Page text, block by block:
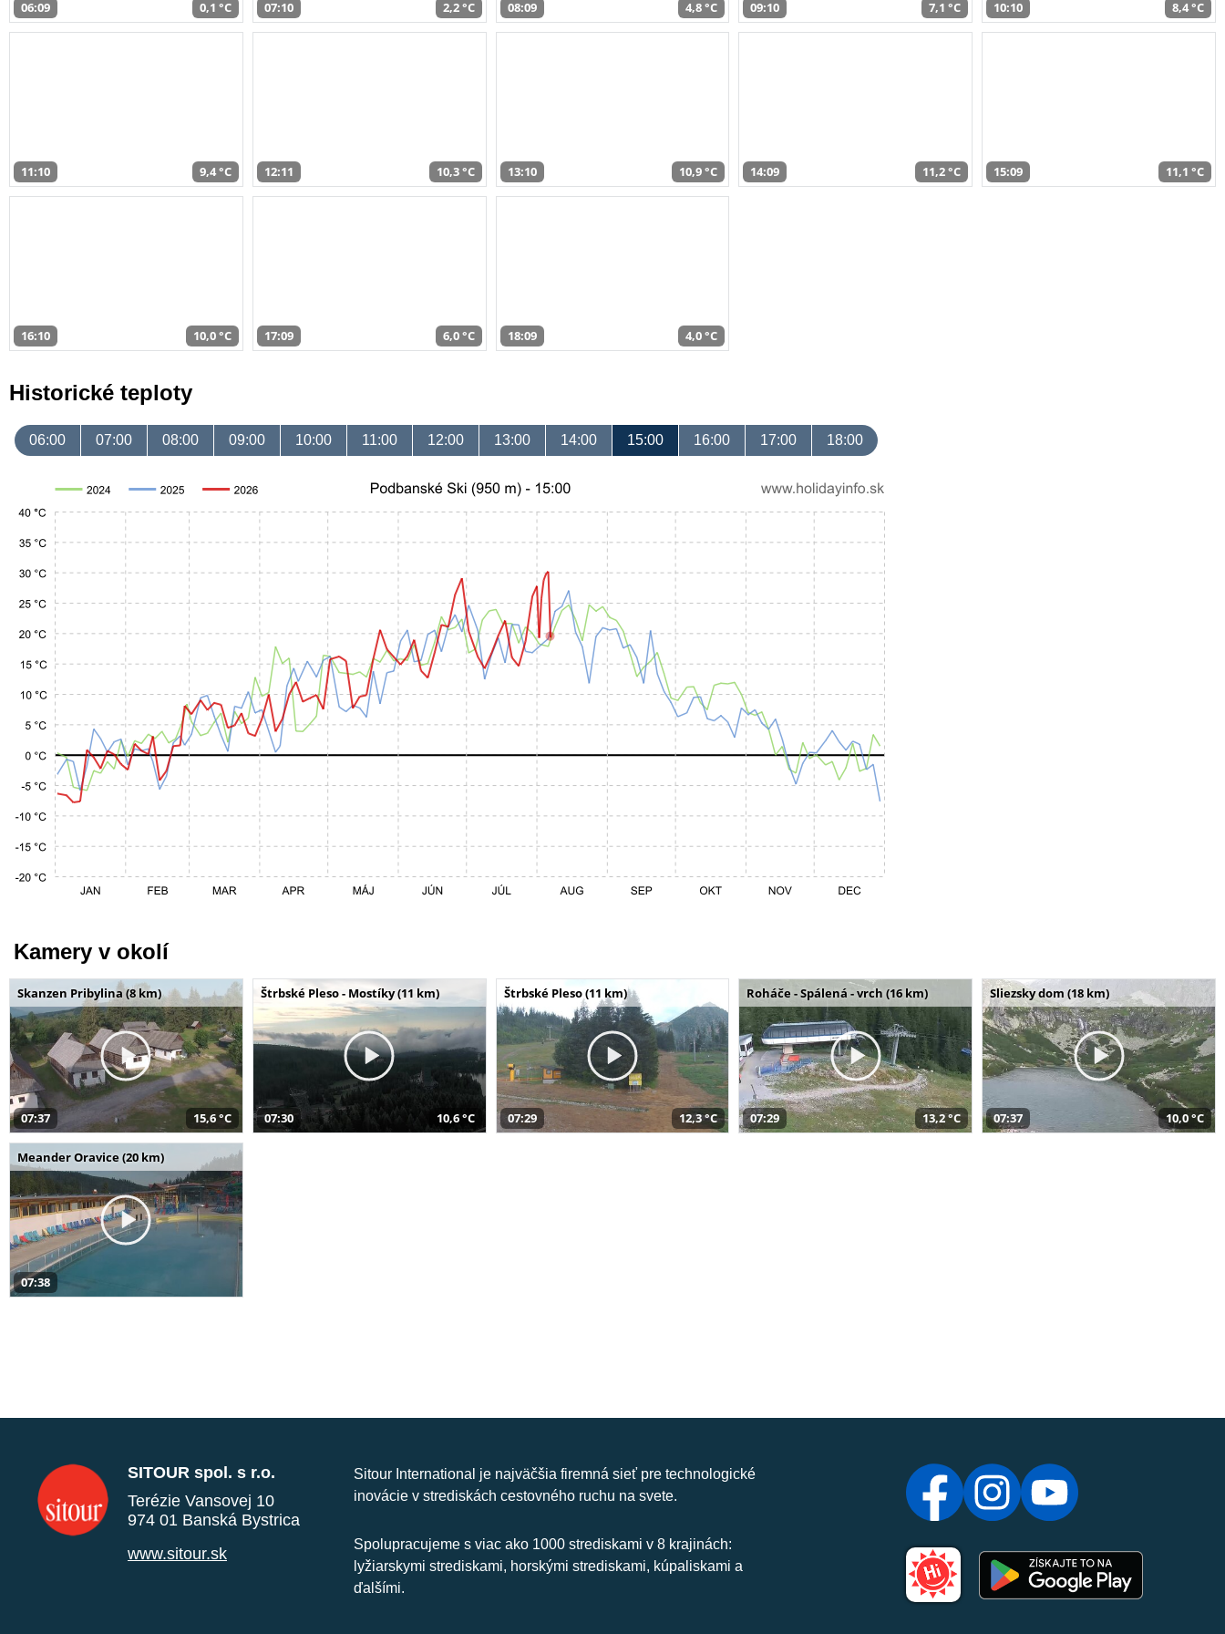
06:09 0,1 °C 07:10 2,2 °C 08:09 4,8 °C 09:10 7,1 °C 10:10 8,4 °C
11:10 9,4 °C 12:11 10,3 °C 13:10 10,9 °C 14:09 11,2 °C 15:09 11,1 °C
16:10 10,0 °C 17:09 6,0 °C 18:09 4,0 °C
Historické teploty
06:00 07:00 08:00 09:00 10:00 11:00 12:00 13:00 14:00 15:00 16:00 17:00 18:00
Kamery v okolí
Skanzen Pribylina (8 km)
07:37 15,6 °C
Štrbské Pleso - Mostíky (11 km)
07:30 10,6 °C
Štrbské Pleso (11 km)
07:29 12,3 °C
Roháče - Spálená - vrch (16 km)
07:29 13,2 °C
Sliezsky dom (18 km)
07:37 10,0 °C
Meander Oravice (20 km)
07:38
SITOUR spol. s r.o.
Terézie Vansovej 10
974 01 Banská Bystrica
www.sitour.sk
Sitour International je najväčšia firemná sieť pre technologické
inovácie v strediskách cestovného ruchu na svete.
Spolupracujeme s viac ako 1000 strediskami v 8 krajinách:
lyžiarskymi strediskami, horskými strediskami, kúpaliskami a
ďalšími.